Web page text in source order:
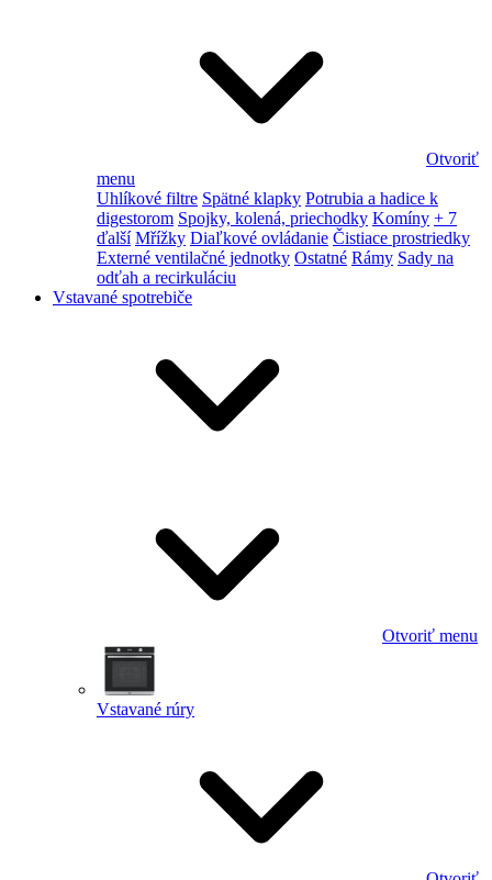
Otvoriť
menu
Uhlíkové filtre Spätné klapky Potrubia a hadice k
digestorom Spojky, kolená, priechodky Komíny + 7
ďalší Mřížky Diaľkové ovládanie Čistiace prostriedky
Externé ventilačné jednotky Ostatné Rámy Sady na
odťah a recirkuláciu
Vstavané spotrebiče
Otvoriť menu
Vstavané rúry